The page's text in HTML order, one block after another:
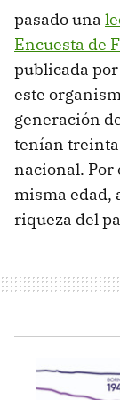
pasado una
Encuesta de
publicada
este
generación
tenían treinta
nacional. Por
misma edad,
riqueza del